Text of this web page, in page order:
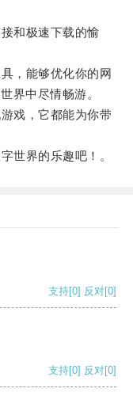
和极速下载的愉
，能够优化你的网
界中尽情畅游。
戏，它都能为你带
界的乐趣吧！。
支持[0] 反对[0]
支持[0] 反对[0]